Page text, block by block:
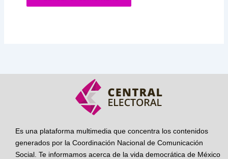
Es una plataforma multimedia que concentra los contenidos
generados por la Coordinación Nacional de Comunicación
Social. Te informamos acerca de la vida democrática de México